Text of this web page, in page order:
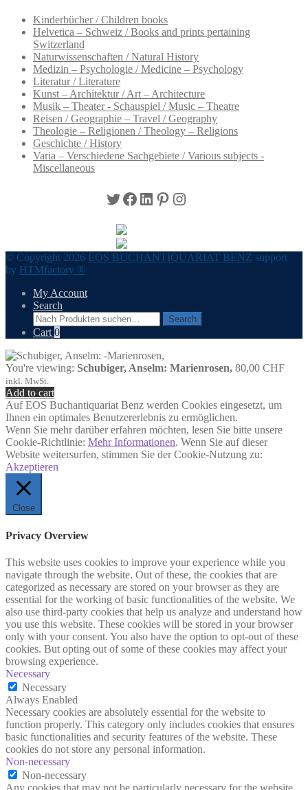
Kinderbücher / Children books
Helvetica – Schweiz / Books and prints pertaining
Switzerland
Naturwissenschaften / Natural History
Medizin – Psychologie / Medicine – Psychology
Literatur / Literature
Kunst – Architektur / Art – Architecture
Musik – Theater - Schauspiel / Music – Theatre
Reisen / Geographie – Travel / Geography
Theologie – Religionen / Theology – Religions
Geschichte / History
Varia – Verschiedene Sachgebiete / Various subjects -
Miscellaneous
Twitter
Facebook
LinkedIn
Pinterest
Instagram
© Copyright 2026 EOS BUCHANTIQUARIAT BENZ support
by HTMfactory ®
My Account
Search
Search
for:
Search
Cart 0
You're viewing: Schubiger, Anselm: Marienrosen, 80,00 CHF
inkl. MwSt.
Add to cart
Auf EOS Buchantiquariat Benz werden Cookies eingesetzt, um
Ihnen ein optimales Benutzererlebnis zu ermöglichen.
Wenn Sie mehr darüber erfahren möchten, lesen Sie bitte unsere
Cookie-Richtlinie: Mehr Informationen. Wenn Sie auf dieser
Website weitersurfen, stimmen Sie der Cookie-Nutzung zu:
Akzeptieren
Close
Privacy Overview
This website uses cookies to improve your experience while you
navigate through the website. Out of these, the cookies that are
categorized as necessary are stored on your browser as they are
essential for the working of basic functionalities of the website. We
also use third-party cookies that help us analyze and understand how
you use this website. These cookies will be stored in your browser
only with your consent. You also have the option to opt-out of these
cookies. But opting out of some of these cookies may affect your
browsing experience.
Necessary
Necessary
Always Enabled
Necessary cookies are absolutely essential for the website to
function properly. This category only includes cookies that ensures
basic functionalities and security features of the website. These
cookies do not store any personal information.
Non-necessary
Non-necessary
Any cookies that may not be particularly necessary for the website